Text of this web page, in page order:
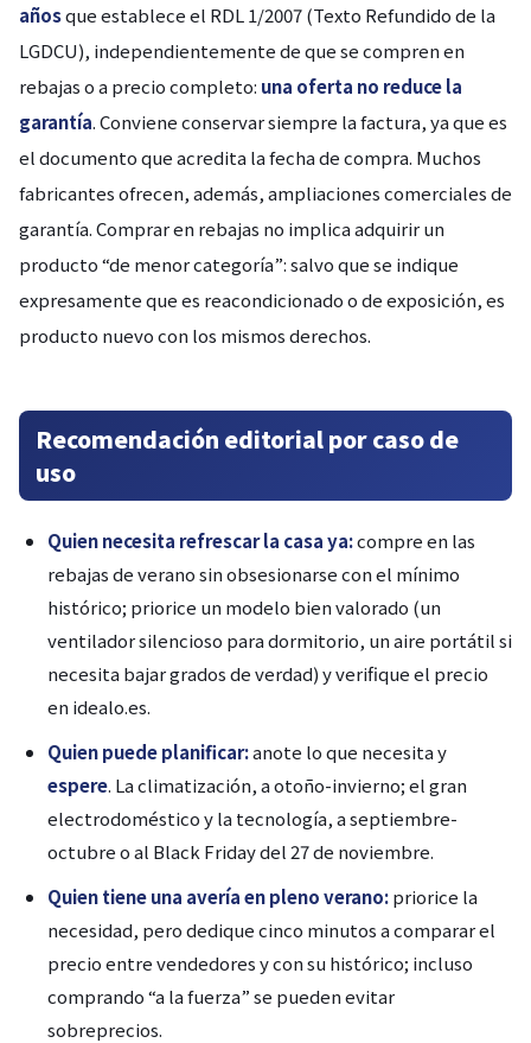
añosque establece el RDL 1/2007 (Texto Refundido de la
LGDCU), independientemente de que se compren en
rebajas o a precio completo: una oferta no reduce la
garantía. Conviene conservar siempre la factura, ya que es
el documento que acredita la fecha de compra. Muchos
fabricantes ofrecen, además, ampliaciones comerciales de
garantía. Comprar en rebajas no implica adquirir un
producto “de menor categoría”: salvo que se indique
expresamente que es reacondicionado o de exposición, es
producto nuevo con los mismos derechos.
Recomendación editorial por caso de
uso
Quien necesita refrescar la casa ya:compre en las
rebajas de verano sin obsesionarse con el mínimo
histórico; priorice un modelo bien valorado (un
ventilador silencioso para dormitorio, un aire portátil si
necesita bajar grados de verdad) y verifique el precio
en idealo.es.
Quien puede planificar:anote lo que necesita y
espere. La climatización, a otoño-invierno; el gran
electrodoméstico y la tecnología, a septiembre-
octubre o al Black Friday del 27 de noviembre.
Quien tiene una avería en pleno verano:priorice la
necesidad, pero dedique cinco minutos a comparar el
precio entre vendedores y con su histórico; incluso
comprando “a la fuerza” se pueden evitar
sobreprecios.